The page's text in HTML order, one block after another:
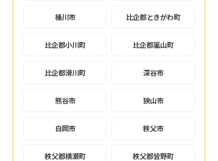
桶川市 比企郡ときがわ町
比企郡小川町 比企郡嵐山町
比企郡滑川町 深谷市
熊谷市 狭山市
白岡市 秩父市
秩父郡横瀬町 秩父郡皆野町